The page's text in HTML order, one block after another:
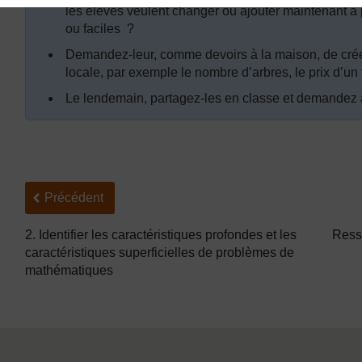
les élèves veulent changer ou ajouter maintenant
ou faciles ?
Demandez-leur, comme devoirs à la maison, de
locale, par exemple le nombre d’arbres, le prix d’un
Le lendemain, partagez-les en classe et
Précédent
Précédent
2. Identifier les caractéristiques profondes et les
caractéristiques superficielles de problèmes de
mathématiques